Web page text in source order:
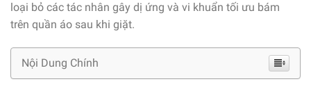
loại bỏ các tác nhân gây dị ứng và vi khuẩn tối ưu bám
trên quần áo sau khi giặt.
Nội Dung Chính